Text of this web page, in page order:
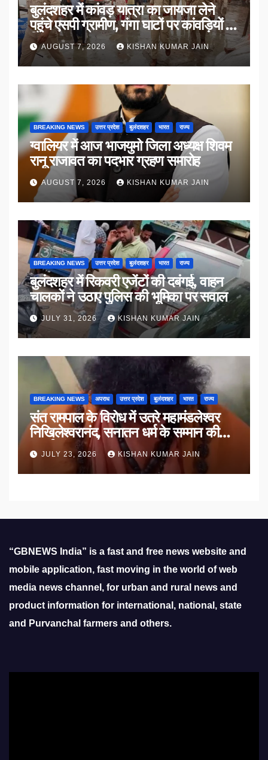
बुलंदशहर में कांवड़ यात्रा का जायजा लेने
पहुंचे एसपी ग्रामीण, गंगा घाटों पर कांवड़ियों से
किया संवाद
AUGUST 7, 2026 KISHAN KUMAR JAIN
BREAKING NEWS उत्तर प्रदेश बुलंदशहर भारत राज्य
ग्वालियर में आज भाजयुमो जिला अध्यक्ष शिवम
रानू राजावत का पदभार ग्रहण समारोह
AUGUST 7, 2026 KISHAN KUMAR JAIN
BREAKING NEWS उत्तर प्रदेश बुलंदशहर भारत राज्य
बुलंदशहर में रिकवरी एजेंटों की दबंगई, वाहन
चालकों ने उठाए पुलिस की भूमिका पर सवाल
JULY 31, 2026 KISHAN KUMAR JAIN
BREAKING NEWS अपराध उत्तर प्रदेश बुलंदशहर भारत राज्य
संत रामपाल के विरोध में उतरे महामंडलेश्वर
निखिलेश्वरानंद, सनातन धर्म के सम्मान की
उठाई मांग
JULY 23, 2026 KISHAN KUMAR JAIN
“GBNEWS India” is a fast and free news website and
mobile application, fast moving in the world of web
media news channel, for urban and rural news and
product information for international, national, state
and Purvanchal farmers and others.